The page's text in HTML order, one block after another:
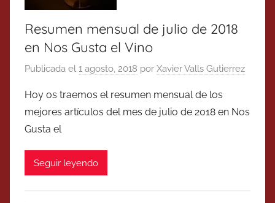
Resumen mensual de julio de 2018
en Nos Gusta el Vino
Publicada el 1 agosto, 2018 por Xavier Valls Gutierrez
Hoy os traemos el resumen mensual de los
mejores artículos del mes de julio de 2018 en Nos
Gusta el
Seguir leyendo